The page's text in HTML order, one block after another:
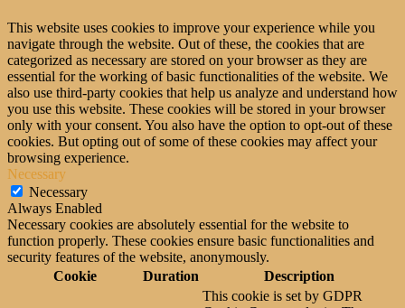
This website uses cookies to improve your experience while you
navigate through the website. Out of these, the cookies that are
categorized as necessary are stored on your browser as they are
essential for the working of basic functionalities of the website. We
also use third-party cookies that help us analyze and understand how
you use this website. These cookies will be stored in your browser
only with your consent. You also have the option to opt-out of these
cookies. But opting out of some of these cookies may affect your
browsing experience.
Necessary
Necessary
Always Enabled
Necessary cookies are absolutely essential for the website to
function properly. These cookies ensure basic functionalities and
security features of the website, anonymously.
Cookie
Duration Description
This cookie is set by GDPR